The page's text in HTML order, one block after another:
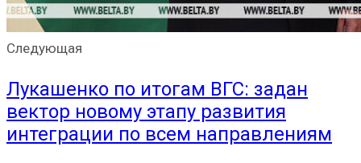
Следующая
Лукашенко по итогам ВГС: задан
вектор новому этапу развития
интеграции по всем направлениям